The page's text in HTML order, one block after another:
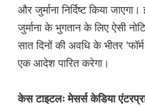
और जुर्माना निर्दिष्ट किया
जुर्माना के भुगतान के लिए ऐसी
सात दिनों की अवधि के भीतर
एक आदेश पारित करेगा।
केस टाइटलः मेसर्स केडिया